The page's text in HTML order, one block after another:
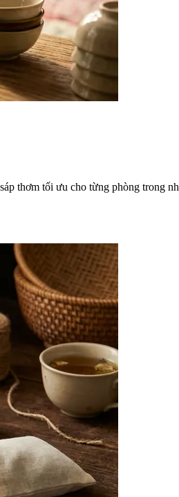
thơm tối ưu cho từng phòng trong